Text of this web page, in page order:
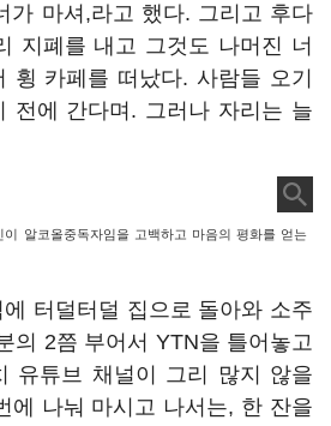
가 마셔,라고 했다. 그리고 후다
지폐를 내고 그것도 나머진 너
휭 카페를 떠났다. 사람들 오기
전에 간다며. 그러나 자리는 늘
이 알코올중독자임을 고백하고 마음의 평화를 얻는
터덜터덜 집으로 돌아와 소주
의 2쯤 부어서 YTN을 틀어놓고
유튜브 채널이 그리 많지 않을
에 나눠 마시고 나서는, 한 잔을